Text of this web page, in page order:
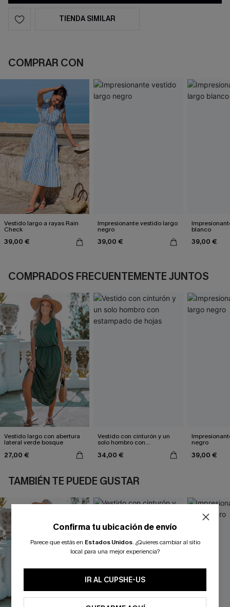
TIENDA SIMILAR
COMPRAR CON
Vestido largo a rayas Rain
Check
39,00 €
Impresionante vestido largo
negro
39,00 €
blanco
39,00 €
COMPRADOS FRECUENTEMENTE JUNTOS
Vestido largo con abertura
lateral verde bosque
27,00 €
Vestido con cinturón y un
solo hombro con
34,00 €
negro
39,00 €
TAMBIÉN TE PUEDE GUSTAR
Confirma tu ubicación de envío
Parece que estás en Estados Unidos. ¿Quieres cambiar al sitio
local para una mejor experiencia?
IR AL CUPSHE-US